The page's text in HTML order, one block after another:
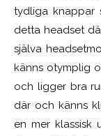
tydliga knappar
detta headset
själva
känns otymplig
och ligger bra
där och känns
en mer klassisk